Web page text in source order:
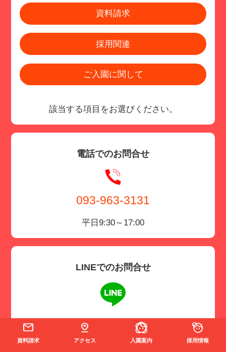
資料請求 アクセス 入園案内 採用情報
資料請求
採用関連
ご入園に関して
該当する項目をお選びください。
電話でのお問合せ
093-963-3131
平日9:30～17:00
LINEでのお問合せ
＠yamanote
LINEからもお問い合わせ